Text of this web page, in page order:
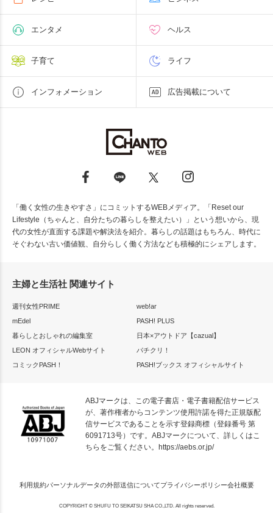
エンタメ ヘルス
子育て ライフ
インフォメーション 広告掲載について
「働く女性の生きやすさ」にコミットするWEBメディア。「Reset our
Lifestyle（ちゃんと、自分たちの暮らしを整えたい）」という想いから、現
代の女性が直面する課題や解決法を紹介。暮らしの話題はもちろん、時代に
そぐわない古い価値観、自分らしく働く方法なども積極的にシェアします。
主婦と生活社 関連サイト
週刊女性PRIME
web!ar
mEdel
PASH! PLUS
暮らしとおしゃれの編集室
日本×アウトドア【cazual】
LEON オフィシャルWebサイト
パチクリ！
コミックPASH！
PASH!ブックス オフィシャルサイト
ABJマークは、この電子書店・電子書籍配信サービス
が、著作権者からコンテンツ使用許諾を得た正規版配
信サービスであることを示す登録商標（登録番号 第
6091713号）です。ABJマークについて、詳しくはこ
ちらをご覧ください。
https://aebs.or.jp/
利用規約パーソナルデータの外部送信についてプライバシーポリシー会社概要
COPYRIGHT © SHUFU TO SEIKATSU SHA CO.,LTD. All rights reserved.